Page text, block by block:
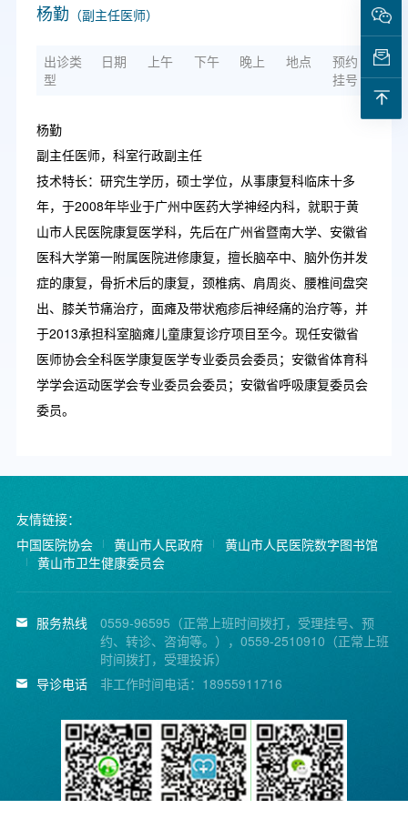
杨勤 （副主任医师）
出诊类
型
日期 上午 下午 晚上 地点
预约
挂号
杨勤
副主任医师，科室行政副主任
技术特长：研究生学历，硕士学位，从事康复科临床十多
年，于2008年毕业于广州中医药大学神经内科，就职于黄
山市人民医院康复医学科，先后在广州省暨南大学、安徽省
医科大学第一附属医院进修康复，擅长脑卒中、脑外伤并发
症的康复，骨折术后的康复，颈椎病、肩周炎、腰椎间盘突
出、膝关节痛治疗，面瘫及带状疱疹后神经痛的治疗等，并
于2013承担科室脑瘫儿童康复诊疗项目至今。现任安徽省
医师协会全科医学康复医学专业委员会委员；安徽省体育科
学学会运动医学会专业委员会委员；安徽省呼吸康复委员会
委员。
友情链接：
中国医院协会
黄山市人民政府
黄山市人民医院数字图书馆
黄山市卫生健康委员会
服务热线
0559-96595（正常上班时间拨打，受理挂号、预
约、转诊、咨询等。），0559-2510910（正常上班
时间拨打，受理投诉）
导诊电话
非工作时间电话：18955911716